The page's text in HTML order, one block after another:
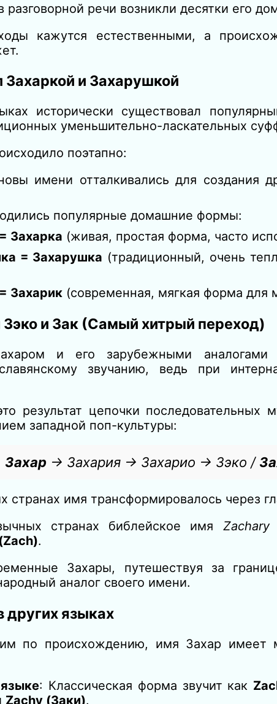
речи возникли десятки его
кажутся естественными, а
Захаркой и Захарушкой
исторически существовал
уменьшительно-ласкательных
поэтапно:
имени отталкивались для создания
популярные домашние формы:
Захарка (живая, простая форма, часто
= Захарушка (традиционный, очень
Захарик (современная, мягкая форма для
Зэко и Зак (Самый хитрый переход)
и его зарубежными
звучанию, ведь при
результат цепочки последовательных
западной поп-культуры:
Захар → Захария → Захарио → Зэко /
странах имя трансформировалось через
странах библейское имя Zachary
.
Захары, путешествуя за
аналог своего имени.
языках
по происхождению, имя Захар имеет
: Классическая форма звучит как
Zachy (Заки).